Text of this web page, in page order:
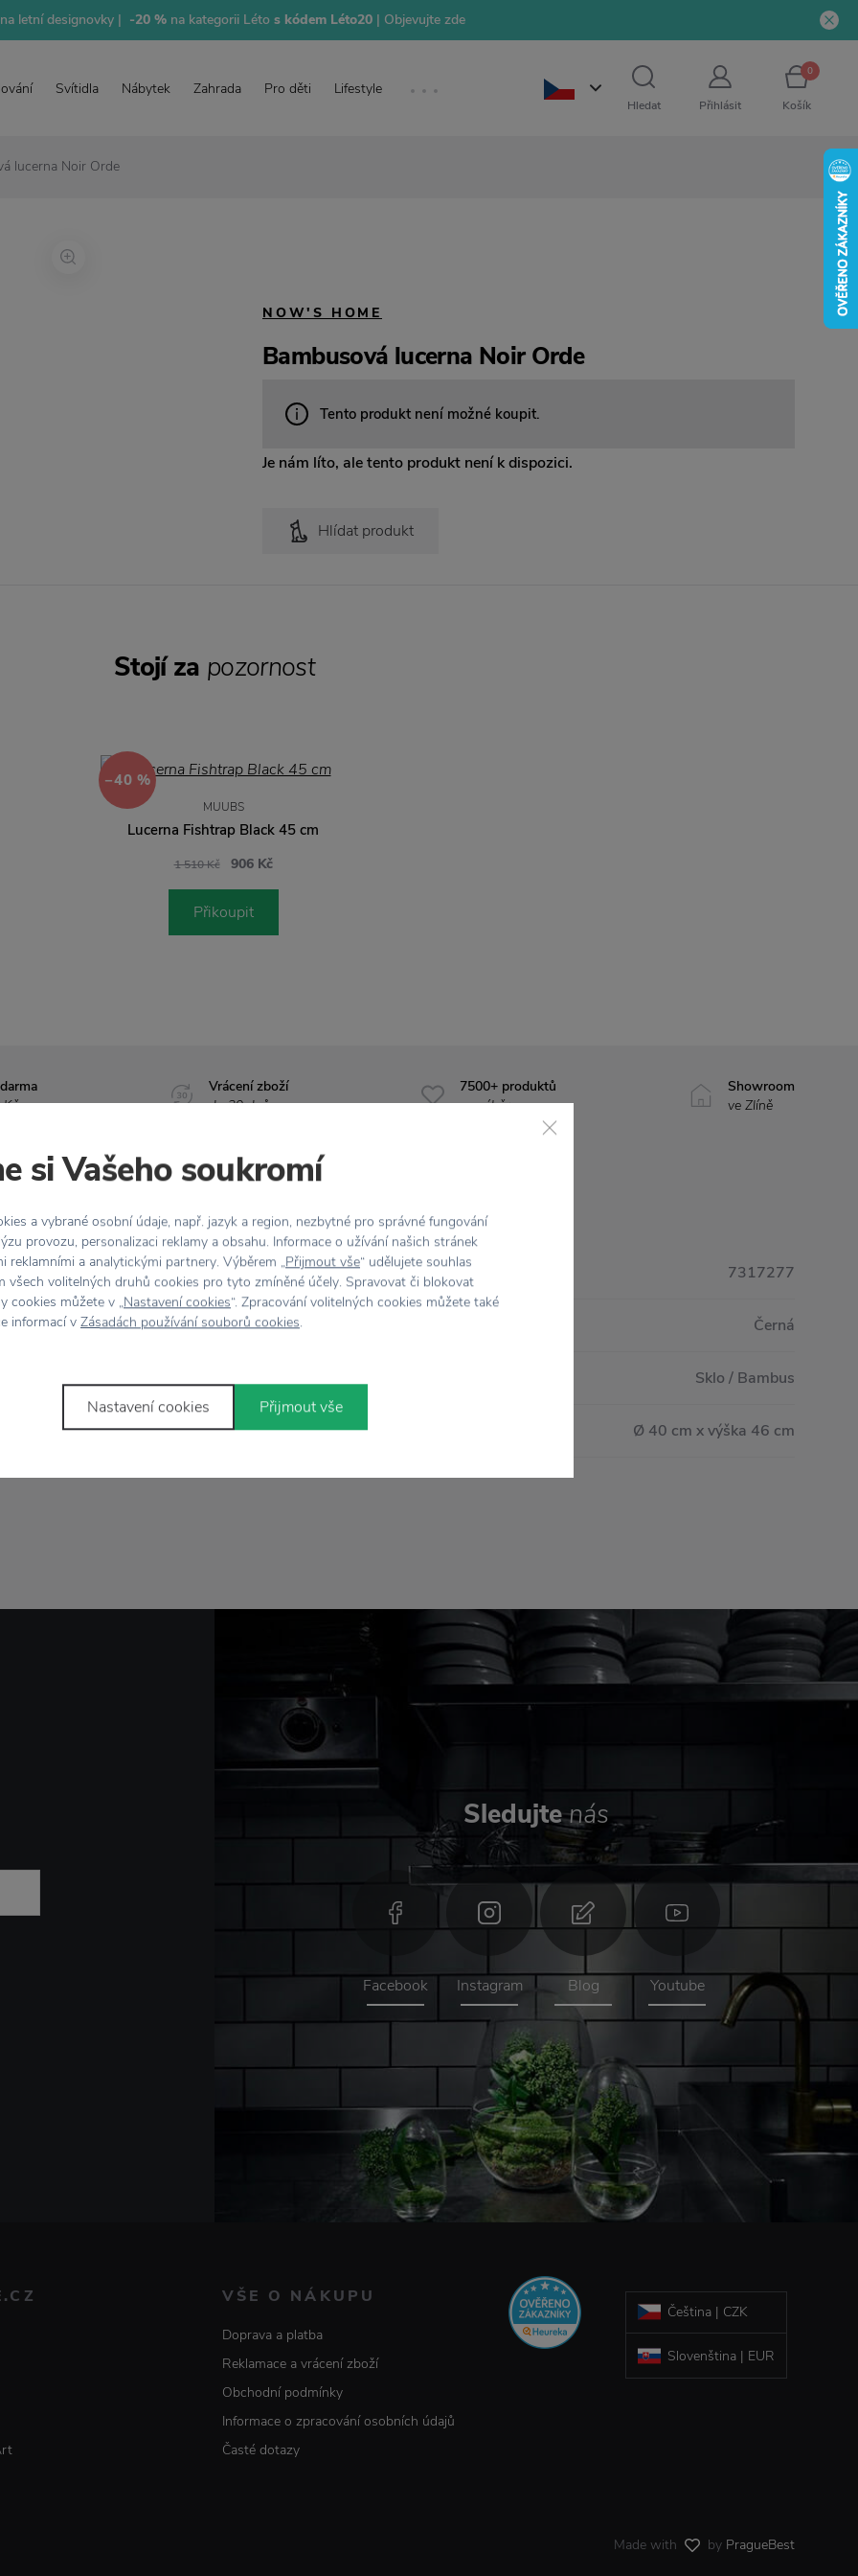
letní designovky | -20 %na kategorii Létos kódem Léto20 | Objevujte zde
Svítidla Nábytek Zahrada Pro děti Lifestyle
Hledat Přihlásit
0
Košík
lucerna Noir Orde
NOW'S HOME
Bambusová lucerna Noir Orde
Tento produkt není možné koupit.
Je nám líto, ale tento produkt není k dispozici.
Hlídat produkt
Kč
Vrácení zboží
do 30 dnů
7500+ produktů
na výběr
Showroom
ve Zlíně
Home. Bambusová
v černé barvě.
skleněnýmsvícnem.
vrhá zapálená
pokoje,
dodáte každé
Vlastnosti
Kód produktu 7317277
Barva Černá
Sklo / Bambus
Rozměr Ø 40 cm x výška 46 cm
Stojí za pozornost
−40 %
MUUBS
Lucerna Fishtrap Black 45 cm
1 510 Kč 906 Kč
Přikoupit
Sledujtenás
Facebook Instagram Blog Youtube
VŠE O NÁKUPU
Doprava a platba
Reklamace a vrácení zboží
Obchodní podmínky
Informace o zpracování osobních údajů
Časté dotazy
Čeština | CZK
Slovenština | EUR
Made with by PragueBest
si Vašeho soukromí
a vybrané osobní údaje, např. jazyk a region, nezbytné pro správné fungování
provozu, personalizaci reklamy a obsahu. Informace o užívání našich stránek
reklamními a analytickými partnery. Výběrem „Přijmout vše“ udělujete souhlas
všech volitelných druhů cookies pro tyto zmíněné účely. Spravovat či blokovat
cookies můžete v „Nastavení cookies“. Zpracování volitelných cookies můžete také
informací v Zásadách používání souborů cookies.
Nastavení cookies Přijmout vše